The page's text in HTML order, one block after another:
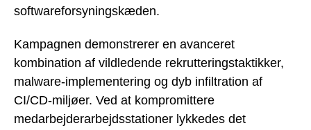
softwareforsyningskæden.
Kampagnen demonstrerer en avanceret
kombination af vildledende rekrutteringstaktikker,
malware-implementering og dyb infiltration af
CI/CD-miljøer. Ved at kompromittere
medarbejderarbejdsstationer lykkedes det